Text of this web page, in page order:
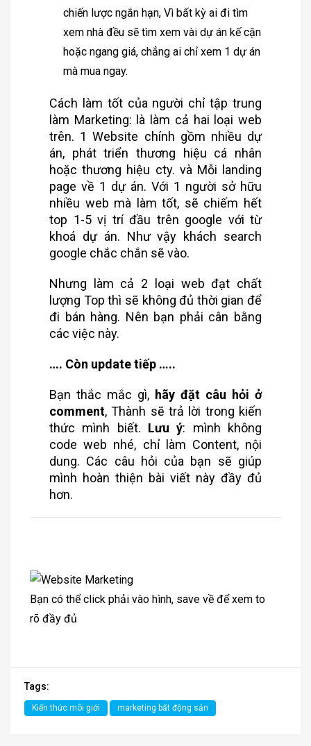
chiến lược ngắn hạn, Vì bất kỳ ai đi tìm
xem nhà đều sẽ tìm xem vài dự án kế cận
hoặc ngang giá, chẳng ai chỉ xem 1 dự án
mà mua ngay.
Cách làm tốt của người chỉ tập trung
làm Marketing: là làm cả hai loại web
trên. 1 Website chính gồm nhiều dự
án, phát triển thương hiệu cá nhân
hoặc thương hiệu cty. và Mỗi landing
page về 1 dự án. Với 1 người sở hữu
nhiều web mà làm tốt, sẽ chiếm hết
top 1-5 vị trí đầu trên google với từ
khoá dự án. Như vậy khách search
google chắc chắn sẽ vào.
Nhưng làm cả 2 loại web đạt chất
lượng Top thì sẽ không đủ thời gian để
đi bán hàng. Nên bạn phải cân bằng
các việc này.
…. Còn update tiếp …..
Bạn thắc mắc gì, hãy đặt câu hỏi ở
comment, Thành sẽ trả lời trong kiến
thức mình biết. Lưu ý: mình không
code web nhé, chỉ làm Content, nội
dung. Các câu hỏi của bạn sẽ giúp
mình hoàn thiện bài viết này đầy đủ
hơn.
Bạn có thể click phải vào hình, save về để xem to
rõ đầy đủ
Tags:
Kiến thức môi giới marketing bất động sản